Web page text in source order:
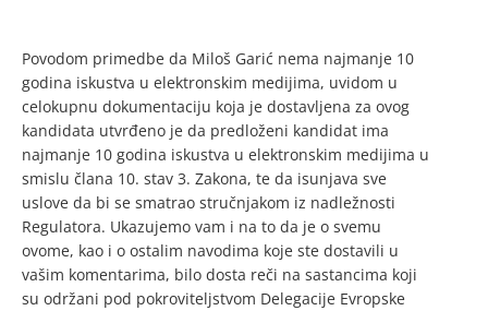
Povodom primedbe da Miloš Garić nema najmanje 10
godina iskustva u elektronskim medijima, uvidom u
celokupnu dokumentaciju koja je dostavljena za ovog
kandidata utvrđeno je da predloženi kandidat ima
najmanje 10 godina iskustva u elektronskim medijima u
smislu člana 10. stav 3. Zakona, te da isunjava sve
uslove da bi se smatrao stručnjakom iz nadležnosti
Regulatora. Ukazujemo vam i na to da je o svemu
ovome, kao i o ostalim navodima koje ste dostavili u
vašim komentarima, bilo dosta reči na sastancima koji
su održani pod pokroviteljstvom Delegacije Evropske